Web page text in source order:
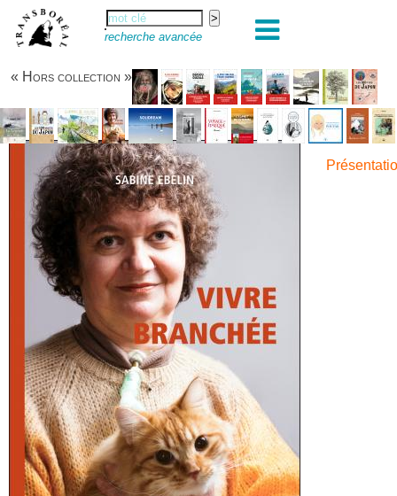
recherche avancée
« Hors collection »